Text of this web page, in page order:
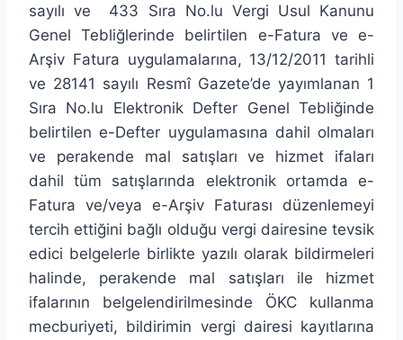
sayılı ve 433 Sıra No.lu Vergi Usul Kanunu
Genel Tebliğlerinde belirtilen e-Fatura ve e-
Arşiv Fatura uygulamalarına, 13/12/2011 tarihli
ve 28141 sayılı Resmî Gazete’de yayımlanan 1
Sıra No.lu Elektronik Defter Genel Tebliğinde
belirtilen e-Defter uygulamasına dahil olmaları
ve perakende mal satışları ve hizmet ifaları
dahil tüm satışlarında elektronik ortamda e-
Fatura ve/veya e-Arşiv Faturası düzenlemeyi
tercih ettiğini bağlı olduğu vergi dairesine tevsik
edici belgelerle birlikte yazılı olarak bildirmeleri
halinde, perakende mal satışları ile hizmet
ifalarının belgelendirilmesinde ÖKC kullanma
mecburiyeti, bildirimin vergi dairesi kayıtlarına